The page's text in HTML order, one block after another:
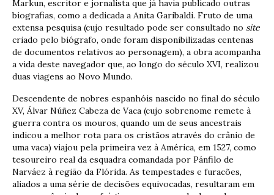
Markun, escritor e jornalista que já havia publicado outras
biografias, como a dedicada a Anita Garibaldi. Fruto de uma
extensa pesquisa (cujo resultado pode ser consultado no site
criado pelo biógrafo, onde foram disponibilizadas centenas
de documentos relativos ao personagem), a obra acompanha
a vida deste navegador que, ao longo do século XVI, realizou
duas viagens ao Novo Mundo.
Descendente de nobres espanhóis nascido no final do século
XV, Álvar Núñez Cabeza de Vaca (cujo sobrenome remete à
guerra contra os mouros, quando um de seus ancestrais
indicou a melhor rota para os cristãos através do crânio de
uma vaca) viajou pela primeira vez à América, em 1527, como
tesoureiro real da esquadra comandada por Pánfilo de
Narváez à região da Flórida. As tempestades e furacões,
aliados a uma série de decisões equivocadas, resultaram em